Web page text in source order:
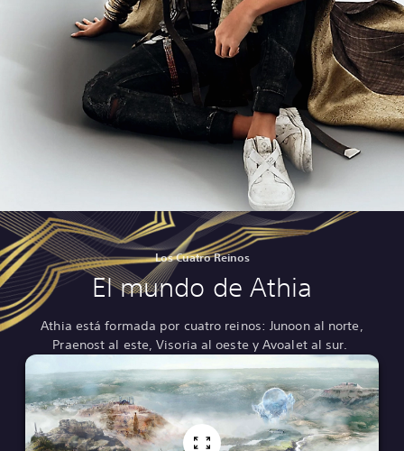
Los Cuatro Reinos
El mundo de Athia
Athia está formada por cuatro reinos: Junoon al norte,
Praenost al este, Visoria al oeste y Avoalet al sur.